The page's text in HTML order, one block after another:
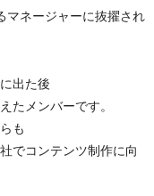
マネージャーに抜擢され
出た後
たメンバーです。
も
でコンテンツ制作に向